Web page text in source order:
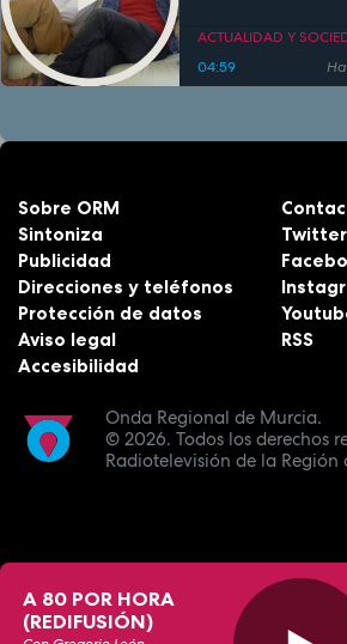
España en su
ACTUALIDAD Y
04:59
Onda Regional de Murcia.
© 2026. Todos los derechos
Radiotelevisión de la Región
Sobre ORM
Sintoniza
Publicidad
Direcciones y teléfonos
Protección de datos
Aviso legal
Accesibilidad
Twitter
RSS
A 80 POR HORA
(REDIFUSIÓN)